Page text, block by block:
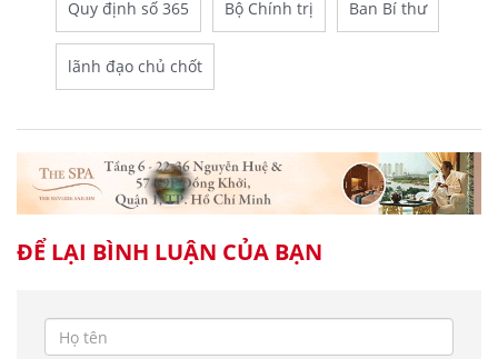
Quy định số 365 Bộ Chính trị Ban Bí thư
lãnh đạo chủ chốt
ĐỂ LẠI BÌNH LUẬN CỦA BẠN